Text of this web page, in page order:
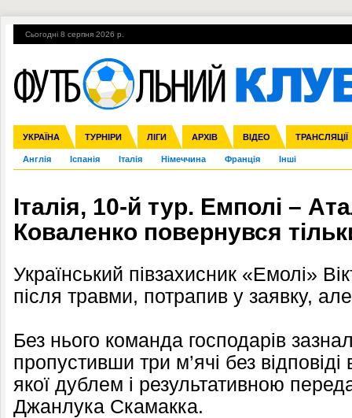
Сьогодні 8 серпня 2026 р.
УКРАЇНА ТУРНІРИ ЛІГИ АРХІВ ВІДЕО ТРАНСЛЯЦІЇ
Збірна Прем'єр-ліга Перша ліга Друга ліга Кубок України
Ліга чемпіонів Ліга Європи Міжнародні Ліга націй Ліга
Англія Іспанія Італія Німеччина Франція Інші
ЧС-2014 ЄВРО-2016 Росія Кубок конфедерацій ЧЄ-2015 (U-
Гарячі теми УПЛ, 2-й тур ВІЙНА УПЛ-ПЕРЕХОДИ
Італія, 10-й тур. Емполі –
Коваленко повернувся
Український півзахисник «Емолі»
після травми, потрапив у заявку,
Без нього команда господарів
пропустивши три м’ячі без
якої дублем і результативною
Джанлука Скамакка.